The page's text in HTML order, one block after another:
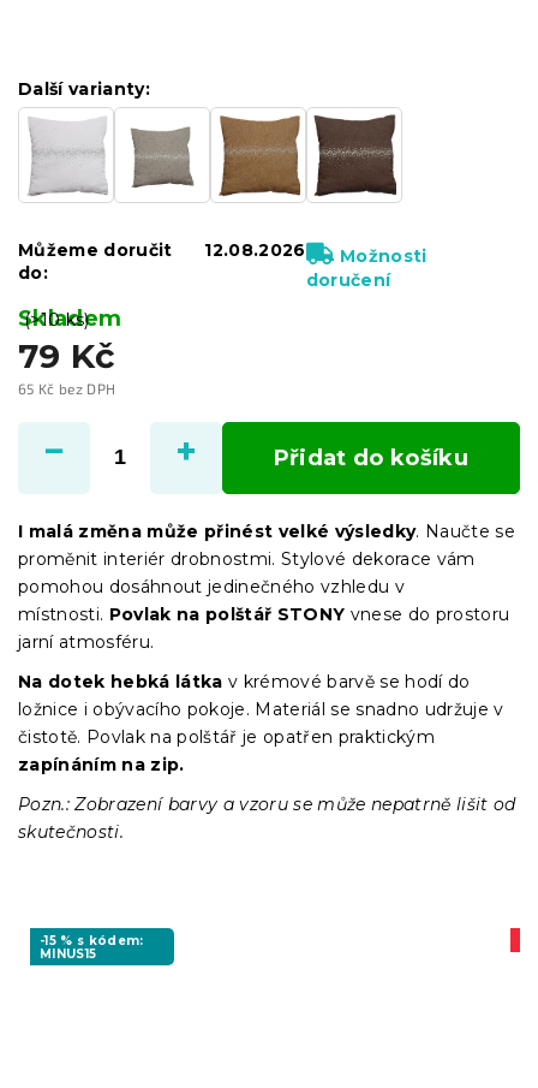
79 Kč
65 Kč bez DPH
cena:
Skladem
(>10 ks)
Další varianty:
Můžeme doručit
do:
12.08.2026
Možnosti
doručení
Přidat do košíku
I malá změna může přinést velké výsledky. Naučte se
proměnit interiér drobnostmi. Stylové dekorace vám
pomohou dosáhnout jedinečného vzhledu v
místnosti. Povlak na polštář STONY vnese do prostoru
jarní atmosféru.
Na dotek hebká látka v krémové barvě se hodí do
ložnice i obývacího pokoje. Materiál se snadno udržuje v
čistotě. Povlak na polštář je opatřen praktickým
zapínáním na zip.
Pozn.: Zobrazení barvy a vzoru se může nepatrně lišit od
skutečnosti.
-15 % s kódem:
MINUS15